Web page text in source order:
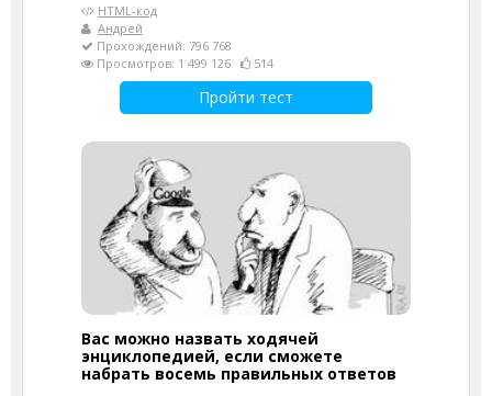
HTML-код
Андрей
Прохождений: 796 768
Просмотров: 1 499 126
514
Пройти тест
Вас можно назвать ходячей
энциклопедией, если сможете
набрать восемь правильных ответов